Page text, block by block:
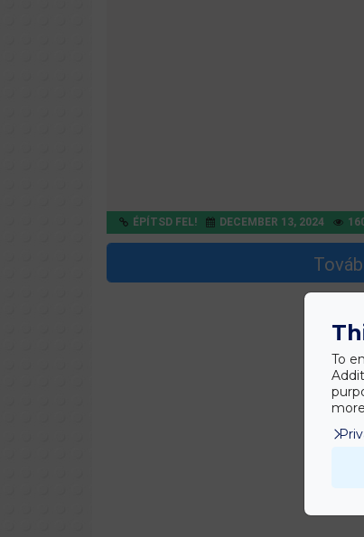
ÉPÍTSD FEL! DECEMBER 13, 2024
To